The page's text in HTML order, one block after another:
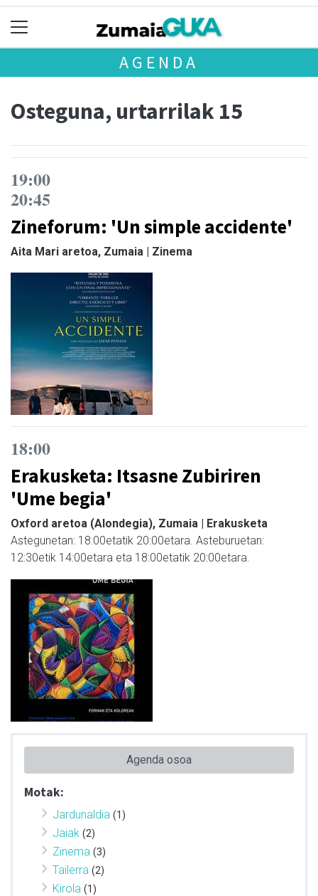
AGENDA
Osteguna, urtarrilak 15
19:00
20:45
Zineforum: 'Un simple accidente'
Aita Mari aretoa, Zumaia | Zinema
18:00
Erakusketa: Itsasne Zubiriren
'Ume begia'
Oxford aretoa (Alondegia), Zumaia | Erakusketa
Astegunetan: 18:00etatik 20:00etara. Asteburuetan:
12:30etik 14:00etara eta 18:00etatik 20:00etara.
Agenda osoa
Motak:
Jardunaldia (1)
Jaiak (2)
Zinema (3)
Tailerra (2)
Kirola (1)